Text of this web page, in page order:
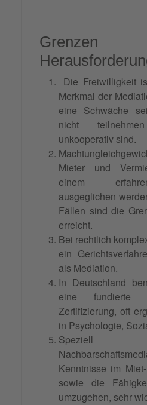
Die Freiwilligkeit
Merkmal der
eine Schwäche
nicht
unkooperativ sind.
Mieter und
einem
ausgeglichen
Fällen sind die
erreicht.
Bei rechtlich
ein
als Mediation.
In Deutschland
eine fundierte
Zertifizierung, oft
in Psychologie,
Kenntnisse im
sowie die
umzugehen, sehr